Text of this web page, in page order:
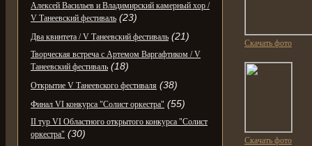
Алексей Васильев и Владимирский камерный хор /
V Танеевский фестиваль (23)
Два квинтета / V Танеевский фестиваль (21)
Творческая встреча с Артемом Варгафтиком / V
Танеевский фестиваль (18)
Открытие V Танеевского фестиваля (38)
Финал VI конкурса "Солист оркестра" (55)
II тур VI Областного открытого конкурса "Солист
оркестра" (30)
Скачать фото
Скачать фото